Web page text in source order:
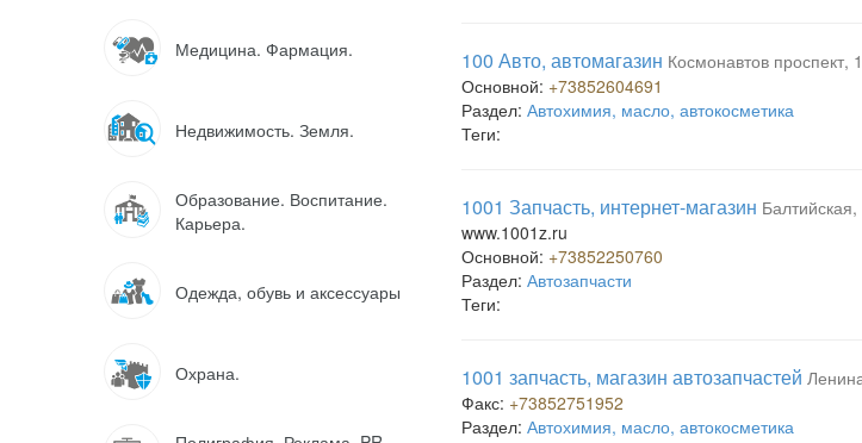
Медицина. Фармация.
Недвижимость. Земля.
Образование. Воспитание.
Карьера.
Одежда, обувь и аксессуары
Охрана.
100 Авто, автомагазин Космонавтов проспект,
Основной: +73852604691
Раздел: Автохимия, масло, автокосметика
Теги:
1001 Запчасть, интернет-магазин
www.1001z.ru
Основной: +73852250760
Раздел: Автозапчасти
Теги:
1001 запчасть, магазин автозапчастей
Факс: +73852751952
Раздел: Автохимия, масло, автокосметика